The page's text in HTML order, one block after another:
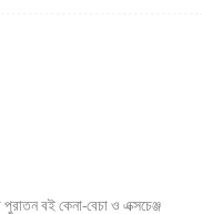
পুরাতন বই কেনা-বেচা ও এক্সচেঞ্জ